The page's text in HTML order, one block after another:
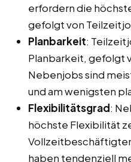
erfordern die
gefolgt von
Planbarkeit:
Planbarkeit, gefolgt
Nebenjobs sind
und am wenigsten
Flexibilitätsgrad:
höchste Flexibilität
haben tendenziell